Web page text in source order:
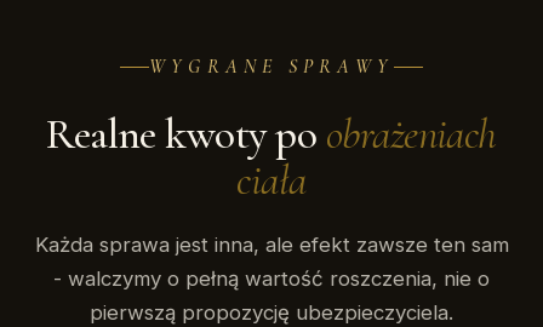
WYGRANE SPRAWY
Realne kwoty po obrażeniach
ciała
Każda sprawa jest inna, ale efekt zawsze ten sam
- walczymy o pełną wartość roszczenia, nie o
pierwszą propozycję ubezpieczyciela.